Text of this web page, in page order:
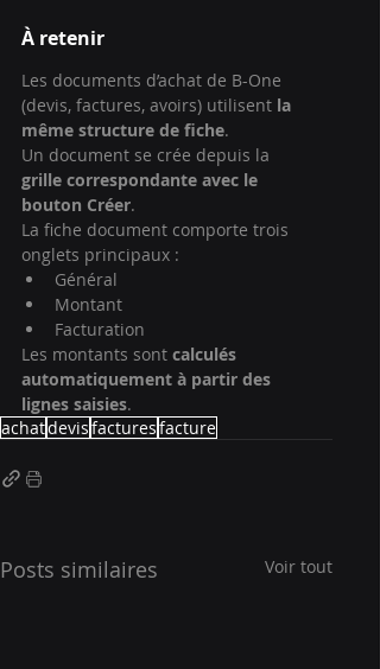
À retenir
Les documents d’achat de B-One
(devis, factures, avoirs) utilisent la
même structure de fiche.
Un document se crée depuis la
grille correspondante avec le
bouton Créer.
La fiche document comporte trois
onglets principaux :
Général
Montant
Facturation
Les montants sont calculés
automatiquement à partir des
lignes saisies.
achatdevisfacturesfacture
Posts similaires Voir tout